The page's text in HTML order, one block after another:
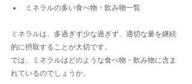
ミネラルの多い食べ物・飲み物一覧
ミネラルは、多過ぎず少な過ぎず、適切な量を継続
的に摂取することが大切です。
では、ミネラルはどのような食べ物・飲み物に含ま
れているのでしょうか。